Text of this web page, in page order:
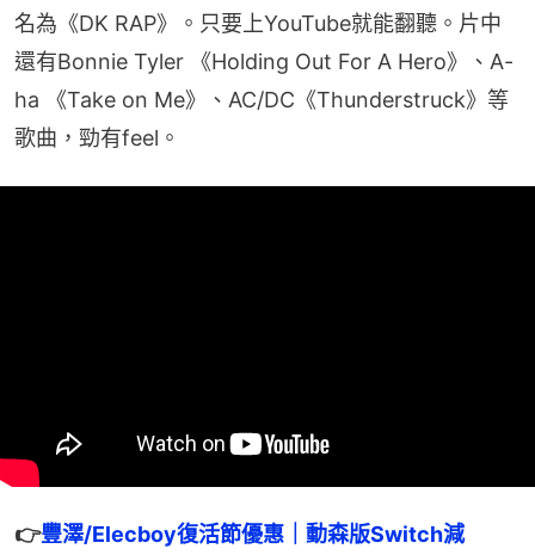
名為《DK RAP》。只要上YouTube就能翻聽。片中
還有Bonnie Tyler 《Holding Out For A Hero》、A-
ha 《Take on Me》、AC/DC《Thunderstruck》等
歌曲，勁有feel。
👉豐澤/Elecboy復活節優惠｜動森版Switch減